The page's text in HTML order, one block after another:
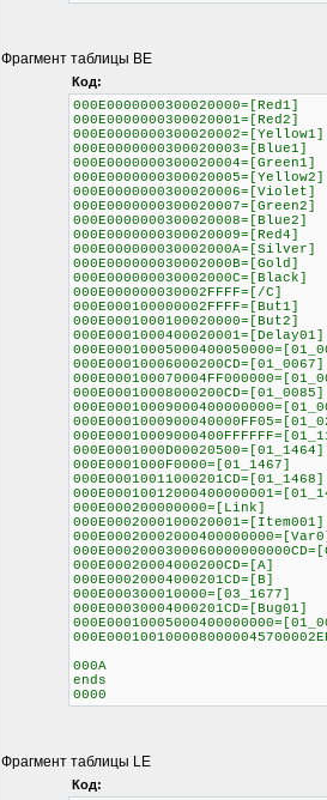
Фрагмент таблицы BE
Код:
000E0000000300020000=[Red1]
000E0000000300020001=[Red2]
000E0000000300020002=[Yellow1]
000E0000000300020003=[Blue1]
000E0000000300020004=[Green1]
000E0000000300020005=[Yellow2]
000E0000000300020006=[Violet]
000E0000000300020007=[Green2]
000E0000000300020008=[Blue2]
000E0000000300020009=[Red4]
000E000000030002000A=[Silver]
000E000000030002000B=[Gold]
000E000000030002000C=[Black]
000E000000030002FFFF=[/C]
000E000100000002FFFF=[But1]
000E0001000100020000=[But2]
000E0001000400020001=[Delay01]
000E00010006000200CD=[01_0067]
000E00010008000200CD=[01_0085]
000E0001000D00020500=[01_1464]
000E0001000F0000=[01_1467]
000E00010011000201CD=[01_1468]
000E000200000000=[Link]
000E0002000100020001=[Item001]
000E00020004000200CD=[A]
000E00020004000201CD=[B]
000E000300010000=[03_1677]
000E00030004000201CD=[Bug01]
000A
ends
0000
Фрагмент таблицы LE
Код: